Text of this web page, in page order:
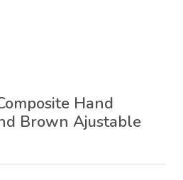
Hand
Brown Ajustable